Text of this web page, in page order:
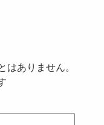
はありません。